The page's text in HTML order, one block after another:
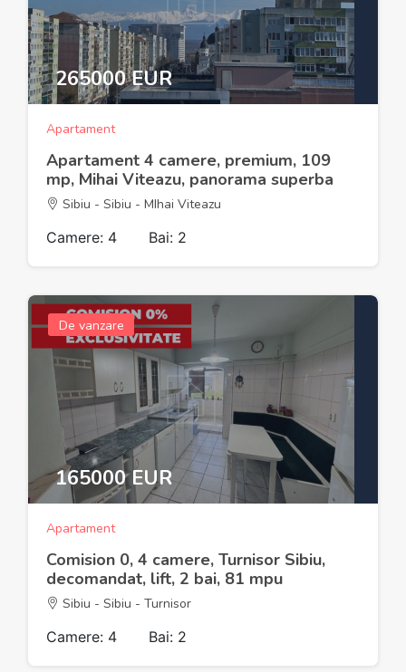
265000 EUR
Apartament
Apartament 4 camere, premium, 109
mp, Mihai Viteazu, panorama superba
Sibiu - Sibiu - MIhai Viteazu
Camere: 4 Bai: 2
De vanzare
165000 EUR
Apartament
Comision 0, 4 camere, Turnisor Sibiu,
decomandat, lift, 2 bai, 81 mpu
Sibiu - Sibiu - Turnisor
Camere: 4 Bai: 2